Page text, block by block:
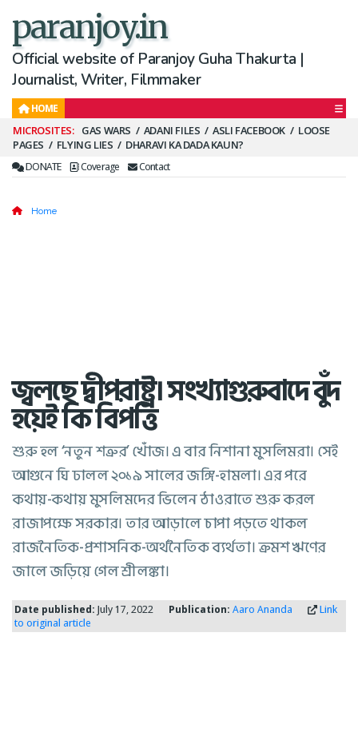
paranjoy.in
Official website of Paranjoy Guha Thakurta |
Journalist, Writer, Filmmaker
HOME
Secondary
Menu
GAS WARS ADANI FILES ASLI FACEBOOK
LOOSE
PAGES
FLYING LIES DHARAVI KA DADA KAUN?
DONATE Coverage Contact
Home
জ্বলছে দ্বীপরাষ্ট্র। সংখ্যাগুরুবাদে বুঁদ
হয়েই কি বিপত্তি
শুরু হল ‘নতুন শত্রুর’ খোঁজ। এ বার নিশানা মুসলিমরা। সেই
আগুনে ঘি ঢালল ২০১৯ সালের জঙ্গি-হামলা। এর পরে
কথায়-কথায় মুসলিমদের ভিলেন ঠাওরাতে শুরু করল
রাজাপক্ষে সরকার। তার আড়ালে চাপা পড়তে থাকল
রাজনৈতিক-প্রশাসনিক-অর্থনৈতিক ব্যর্থতা। ক্রমশ ঋণের
জালে জড়িয়ে গেল শ্রীলঙ্কা।
Date published: July 17, 2022 Publication: Aaro Ananda
Link
to original article